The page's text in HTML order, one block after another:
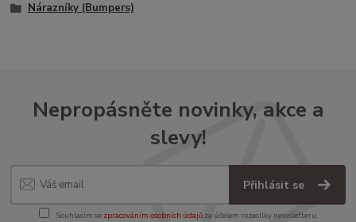
Nárazníky (Bumpers)
Nepropásněte novinky, akce a
slevy!
Přihlásit se
Souhlasím se zpracováním osobních údajůza účelem rozesílky newsletteru.